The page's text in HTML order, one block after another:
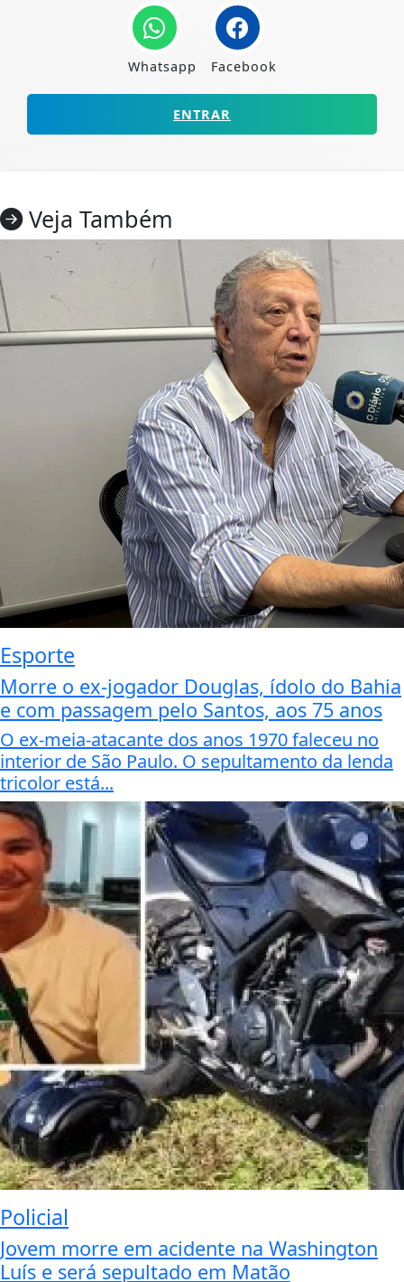
Whatsapp Facebook
ENTRAR
Veja Também
Esporte
Morre o ex-jogador Douglas, ídolo do Bahia
e com passagem pelo Santos, aos 75 anos
O ex-meia-atacante dos anos 1970 faleceu no
interior de São Paulo. O sepultamento da lenda
tricolor está...
Policial
Jovem morre em acidente na Washington
Luís e será sepultado em Matão